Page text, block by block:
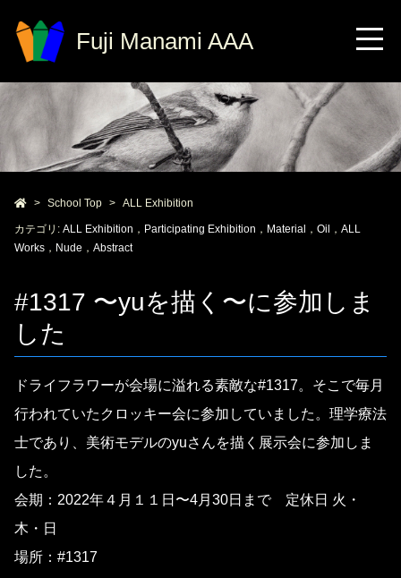
Fuji Manami AAA
School Top ALL Exhibition
カテゴリ: ALL Exhibition ， Participating Exhibition ， Material ， Oil ， ALL
Works ， Nude ， Abstract
#1317 〜yuを描く〜に参加しま
した
ドライフラワーが会場に溢れる素敵な#1317。そこで毎月
行われていたクロッキー会に参加していました。理学療法
士であり、美術モデルのyuさんを描く展示会に参加しま
した。
会期：2022年４月１１日〜4月30日まで 定休日 火・
木・日
場所：#1317